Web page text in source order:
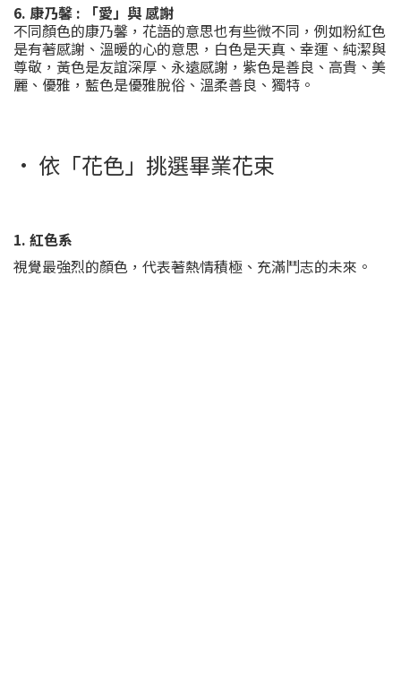
6. 康乃馨 : 「愛」與 感謝
不同顏色的康乃馨，花語的意思也有些微不同，例如粉紅色
是有著感謝、溫暖的心的意思，白色是天真、幸運、純潔與
尊敬，黃色是友誼深厚、永遠感謝，紫色是善良、高貴、美
麗、優雅，藍色是優雅脫俗、溫柔善良、獨特。
· 依「花色」挑選畢業花束
1. 紅色系
視覺最強烈的顏色，代表著熱情積極、充滿鬥志的未來。